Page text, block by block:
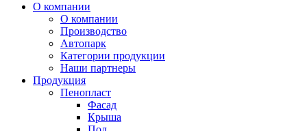
О компании
О компании
Производство
Автопарк
Категории продукции
Наши партнеры
Продукция
Пенопласт
Фасад
Крыша